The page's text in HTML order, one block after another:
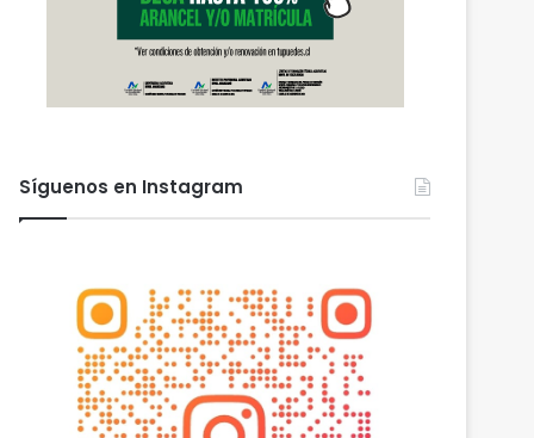
Síguenos en Instagram